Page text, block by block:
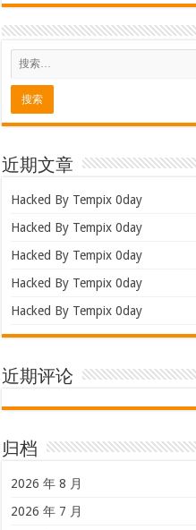
近期文章
Hacked By Tempix 0day
Hacked By Tempix 0day
Hacked By Tempix 0day
Hacked By Tempix 0day
Hacked By Tempix 0day
近期评论
归档
2026 年 8 月
2026 年 7 月